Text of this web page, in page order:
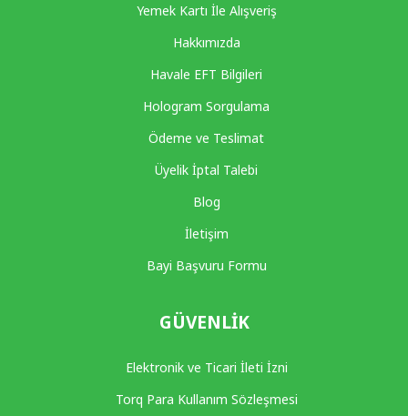
Yemek Kartı İle Alışveriş
Hakkımızda
Havale EFT Bilgileri
Hologram Sorgulama
Ödeme ve Teslimat
Üyelik İptal Talebi
Blog
İletişim
Bayi Başvuru Formu
GÜVENLIK
Elektronik ve Ticari İleti İzni
Torq Para Kullanım Sözleşmesi